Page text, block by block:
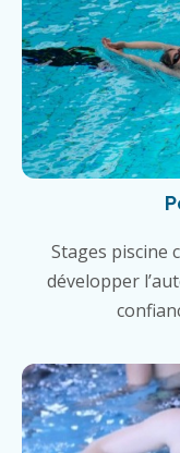
Stages piscine
développer